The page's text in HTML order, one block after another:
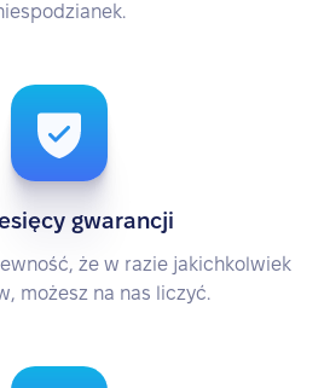
gwarancji
że w razie jakichkolwiek
możesz na nas liczyć.